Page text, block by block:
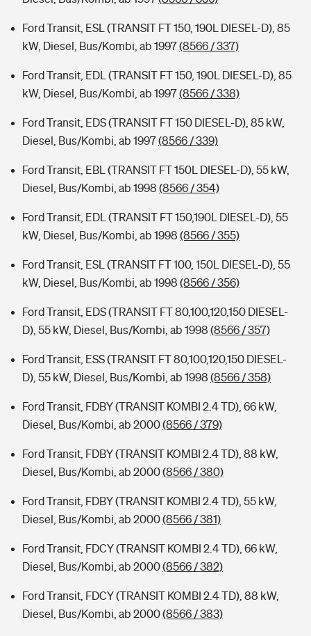
Ford Transit, ESL (TRANSIT FT 150, 190L DIESEL-D), 85
kW, Diesel, Bus/Kombi, ab 1997(8566 / 337)
Ford Transit, EDL (TRANSIT FT 150, 190L DIESEL-D), 85
kW, Diesel, Bus/Kombi, ab 1997(8566 / 338)
Ford Transit, EDS (TRANSIT FT 150 DIESEL-D), 85 kW,
Diesel, Bus/Kombi, ab 1997(8566 / 339)
Ford Transit, EBL (TRANSIT FT 150L DIESEL-D), 55 kW,
Diesel, Bus/Kombi, ab 1998 (8566 / 354)
Ford Transit, EDL (TRANSIT FT 150,190L DIESEL-D), 55
kW, Diesel, Bus/Kombi, ab 1998 (8566 / 355)
Ford Transit, ESL (TRANSIT FT 100, 150L DIESEL-D), 55
kW, Diesel, Bus/Kombi, ab 1998 (8566 / 356)
Ford Transit, EDS (TRANSIT FT 80,100,120,150 DIESEL-
D), 55 kW, Diesel, Bus/Kombi, ab 1998 (8566 / 357)
Ford Transit, ESS (TRANSIT FT 80,100,120,150 DIESEL-
D), 55 kW, Diesel, Bus/Kombi, ab 1998 (8566 / 358)
Ford Transit, FDBY (TRANSIT KOMBI 2.4 TD), 66 kW,
Diesel, Bus/Kombi, ab 2000(8566 / 379)
Ford Transit, FDBY (TRANSIT KOMBI 2.4 TD), 88 kW,
Diesel, Bus/Kombi, ab 2000(8566 / 380)
Ford Transit, FDBY (TRANSIT KOMBI 2.4 TD), 55 kW,
Diesel, Bus/Kombi, ab 2000(8566 / 381)
Ford Transit, FDCY (TRANSIT KOMBI 2.4 TD), 66 kW,
Diesel, Bus/Kombi, ab 2000(8566 / 382)
Ford Transit, FDCY (TRANSIT KOMBI 2.4 TD), 88 kW,
Diesel, Bus/Kombi, ab 2000(8566 / 383)